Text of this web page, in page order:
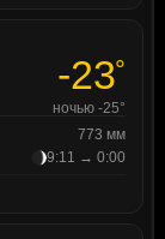
-23°
ночью -25°
773 мм
9:11 → 0:00